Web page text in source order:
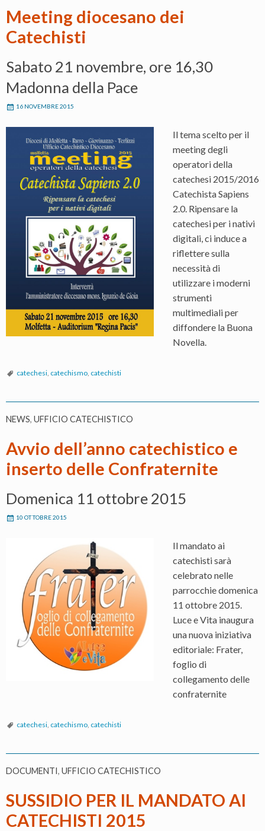
Meeting diocesano dei
Catechisti
Sabato 21 novembre, ore 16,30
Madonna della Pace
16 NOVEMBRE 2015
Il tema scelto per il
meeting degli
operatori della
catechesi 2015/2016
Catechista Sapiens
2.0. Ripensare la
catechesi per i nativi
digitali, ci induce a
riflettere sulla
necessità di
utilizzare i moderni
strumenti
multimediali per
diffondere la Buona
Novella.
catechesi catechismo catechisti
NEWS, UFFICIO CATECHISTICO
Avvio dell’anno catechistico e
inserto delle Confraternite
Domenica 11 ottobre 2015
10 OTTOBRE 2015
Il mandato ai
catechisti sarà
celebrato nelle
parrocchie domenica
11 ottobre 2015.
Luce e Vita inaugura
una nuova iniziativa
editoriale: Frater,
foglio di
collegamento delle
confraternite
catechesi catechismo catechisti
DOCUMENTI, UFFICIO CATECHISTICO
SUSSIDIO PER IL MANDATO AI
CATECHISTI 2015